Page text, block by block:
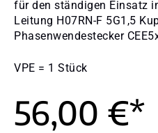
für den ständigen Einsatz
Leitung H07RN-F 5G1,5
Phasenwendestecker
VPE = 1 Stück
56,00 €*